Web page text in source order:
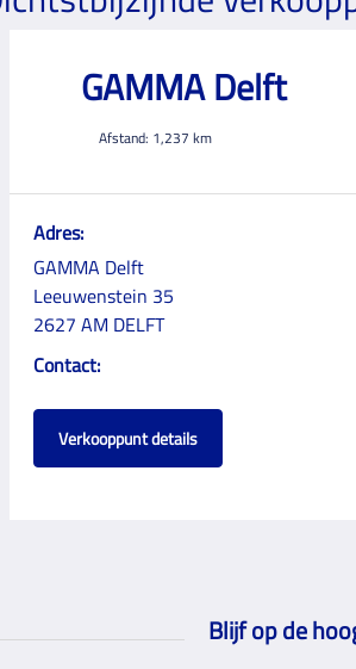
GAMMA Delft
Afstand: 1,237 km
Adres:
GAMMA Delft
Leeuwenstein 35
2627 AM DELFT
Contact:
Verkooppunt details
Blijf op de